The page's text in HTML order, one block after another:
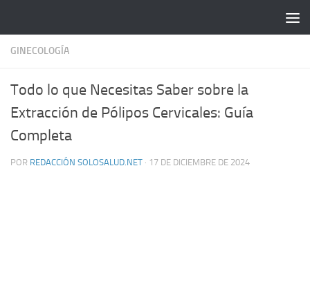
GINECOLOGÍA
Todo lo que Necesitas Saber sobre la
Extracción de Pólipos Cervicales: Guía
Completa
POR REDACCIÓN SOLOSALUD.NET · 17 DE DICIEMBRE DE 2024